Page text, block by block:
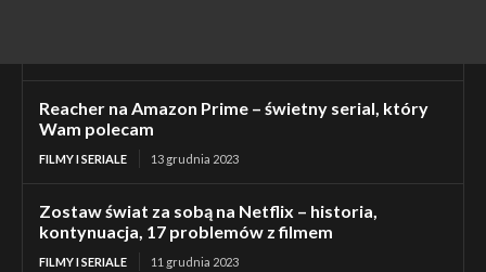
Reacher na Amazon Prime – świetny serial, który
Wam polecam
FILMY I SERIALE 13 grudnia 2023
Zostaw świat za sobą na Netflix – historia,
kontynuacja, 17 problemów z filmem
FILMY I SERIALE 11 grudnia 2023